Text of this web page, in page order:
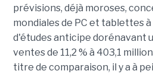
prévisions, déjà moroses,
mondiales de PC et tablettes
d'études anticipe dorénavant
ventes de 11,2 % à 403,1
titre de comparaison, il y a à